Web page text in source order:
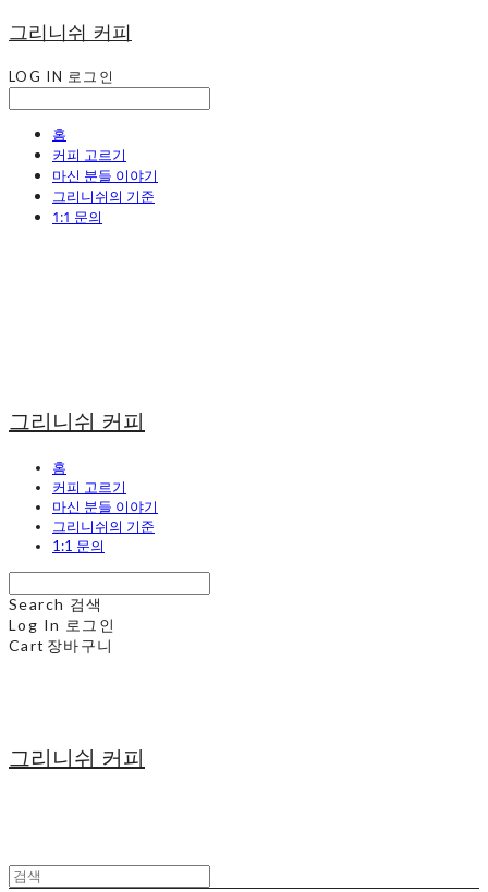
그리니쉬 커피
LOG IN 로그인
홈
커피 고르기
마신 분들 이야기
그리니쉬의 기준
1:1 문의
그리니쉬 커피
홈
커피 고르기
마신 분들 이야기
그리니쉬의 기준
1:1 문의
Search 검색
Log In 로그인
Cart 장바구니
그리니쉬 커피